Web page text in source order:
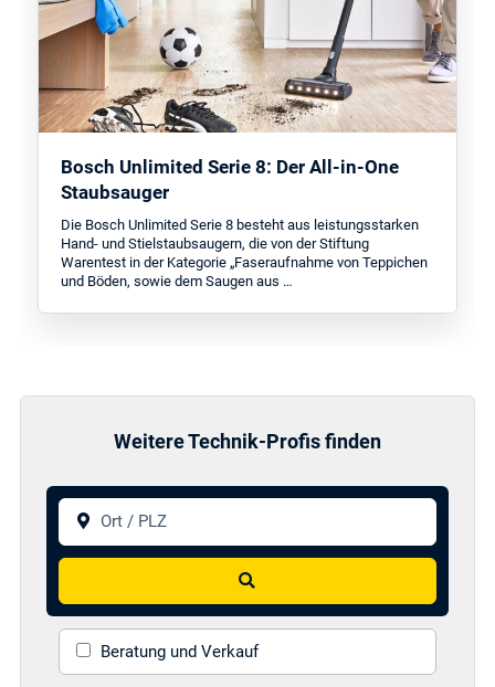
Bosch Unlimited Serie 8: Der All-in-One
Staubsauger
Die Bosch Unlimited Serie 8 besteht aus leistungsstarken
Hand- und Stielstaubsaugern, die von der Stiftung
Warentest in der Kategorie „Faseraufnahme von Teppichen
und Böden, sowie dem Saugen aus …
Weitere Technik-Profis finden
Ort / PLZ
Suchen
Beratung und Verkauf